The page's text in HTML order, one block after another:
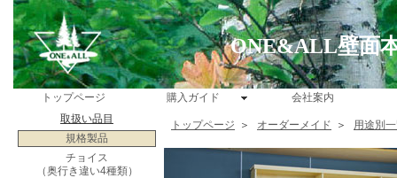
ONE&ALL壁面
トップページ 購入ガイド
会社案内
取扱い品目
規格製品
チョイス
（奥行き違い4種類）
トップページ ＞ オーダーメイド ＞ 用途別